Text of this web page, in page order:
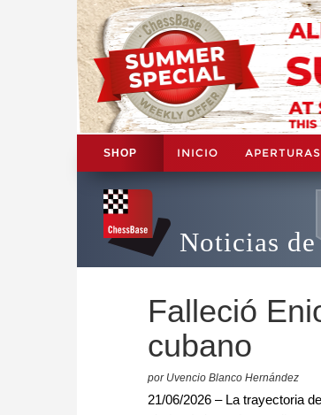
SHOP INICIO APERTURAS
Noticias de
Falleció
cubano
por Uvencio Blanco Hernández
21/06/2026 – La trayectoria